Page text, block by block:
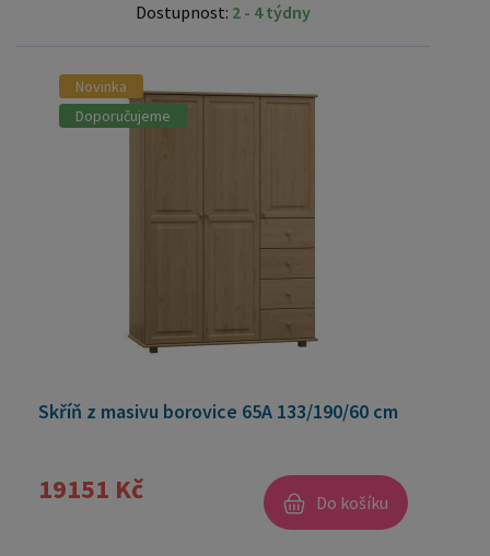
Dostupnost: 2 - 4 týdny
Novinka
Doporučujeme
Skříň z masivu borovice 65A 133/190/60 cm
19151 Kč Do košíku